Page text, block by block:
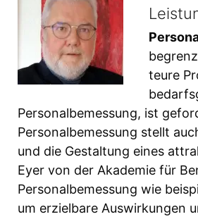
teure
Personalbemessung, ist
Personalbemessung stellt
und die Gestaltung eines
Eyer von der Akademie für
Personalbemessung wie
um erzielbare Auswirkungen